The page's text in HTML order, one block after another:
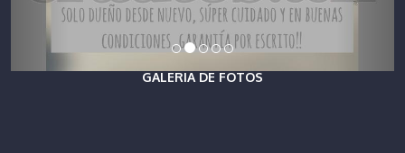
GALERIA DE FOTOS